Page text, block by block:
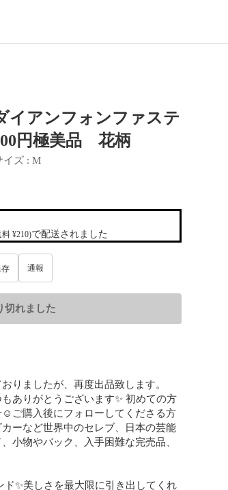
イアンフォンファステ
円極美品 花柄
イズ : M
¥210)で配送されました
通報
切れました
りましたが、再度出品致します。
ありがとうございます✨ 初めての方
ご購入後にフォローしてくださる方
ーなど世界中のセレブ、日本の芸能
小物やバック、入手困難な完売品、
✨美しさを最大限に引き出してくれ